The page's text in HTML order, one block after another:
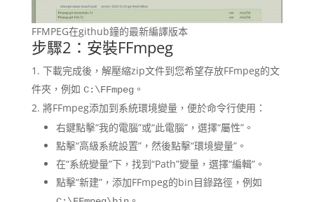
FFMPEG在github鐘的最新編譯版本
步驟2：安裝FFmpeg
下載完成後，解壓縮zip文件到您希望存放FFmpeg的文
件夾，例如 C:\FFmpeg。
將FFmpeg添加到系統環境變量，便於命令行使用：
右鍵點擊“我的電腦”或“此電腦”，選擇“屬性”。
點擊“高級系統設置”，然後點擊“環境變量”。
在“系統變量”下，找到“Path”變量，選擇“編輯”。
點擊“新建”，添加FFmpeg的bin目錄路徑，例如